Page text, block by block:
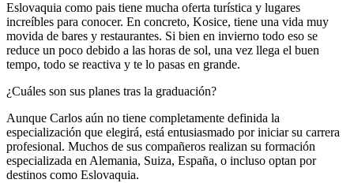
Eslovaquia como pais tiene mucha oferta turística y lugares
increíbles para conocer. En concreto, Kosice, tiene una vida muy
movida de bares y restaurantes. Si bien en invierno todo eso se
reduce un poco debido a las horas de sol, una vez llega el buen
tempo, todo se reactiva y te lo pasas en grande.
¿Cuáles son sus planes tras la graduación?
Aunque Carlos aún no tiene completamente definida la
especialización que elegirá, está entusiasmado por iniciar su carrera
profesional. Muchos de sus compañeros realizan su formación
especializada en Alemania, Suiza, España, o incluso optan por
destinos como Eslovaquia.